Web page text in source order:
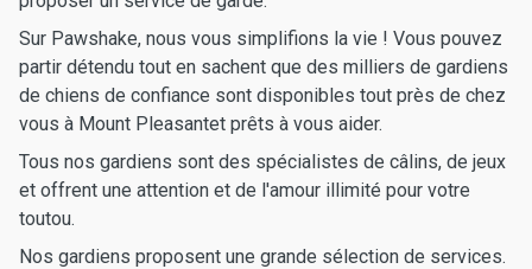
Sur Pawshake, nous vous simplifions la vie ! Vous pouvez
partir détendu tout en sachent que des milliers de gardiens
de chiens de confiance sont disponibles tout près de chez
vous à Mount Pleasantet prêts à vous aider.
Tous nos gardiens sont des spécialistes de câlins, de jeux
et offrent une attention et de l'amour illimité pour votre
toutou.
Nos gardiens proposent une grande sélection de services.